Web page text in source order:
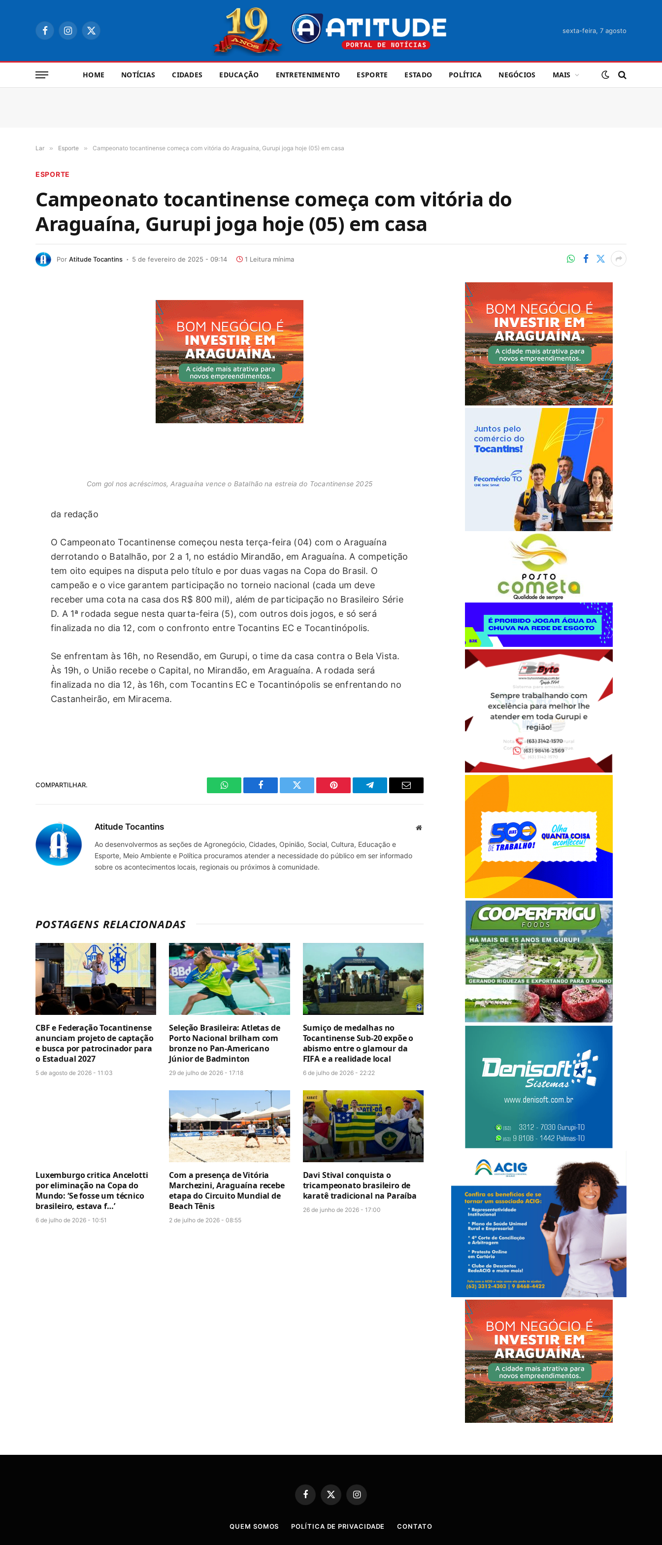
FacebookInstagram
X
sexta-feira, 7 agosto
HOME NOTÍCIAS CIDADES EDUCAÇÃO ENTRETENIMENTO ESPORTE ESTADO POLÍTICA NEGÓCIOS MAIS
Lar » Esporte » Campeonato tocantinense começa com vitória do Araguaína, Gurupi joga hoje (05) em casa
ESPORTE
Campeonato tocantinense começa com vitória do
Araguaína, Gurupi joga hoje (05) em casa
Por Atitude Tocantins 5 de fevereiro de 2025 - 09:14 1 Leitura mínima
Com gol nos acréscimos, Araguaína vence o Batalhão na estreia do Tocantinense 2025
da redação
O Campeonato Tocantinense começou nesta terça-feira (04) com o Araguaína
derrotando o Batalhão, por 2 a 1, no estádio Mirandão, em Araguaína. A competição
tem oito equipes na disputa pelo título e por duas vagas na Copa do Brasil. O
campeão e o vice garantem participação no torneio nacional (cada um deve
receber uma cota na casa dos R$ 800 mil), além de participação no Brasileiro Série
D. A 1ª rodada segue nesta quarta-feira (5), com outros dois jogos, e só será
finalizada no dia 12, com o confronto entre Tocantins EC e Tocantinópolis.
Se enfrentam às 16h, no Resendão, em Gurupi, o time da casa contra o Bela Vista.
Às 19h, o União recebe o Capital, no Mirandão, em Araguaína. A rodada será
finalizada no dia 12, às 16h, com Tocantins EC e Tocantinópolis se enfrentando no
Castanheirão, em Miracema.
COMPARTILHAR.
WhatsAppFacebook Twitter Pinterest TelegramaE-
Atitude Tocantins Site
Ao desenvolvermos as seções de Agronegócio, Cidades, Opinião, Social, Cultura, Educação e
Esporte, Meio Ambiente e Política procuramos atender a necessidade do público em ser informado
sobre os acontecimentos locais, regionais ou próximos à comunidade.
POSTAGENS RELACIONADAS
CBF e Federação Tocantinense
anunciam projeto de captação
e busca por patrocinador para
o Estadual 2027
5 de agosto de 2026 - 11:03
Seleção Brasileira: Atletas de
Porto Nacional brilham com
bronze no Pan-Americano
Júnior de Badminton
29 de julho de 2026 - 17:18
Sumiço de medalhas no
Tocantinense Sub-20 expõe o
abismo entre o glamour da
FIFA e a realidade local
6 de julho de 2026 - 22:22
Luxemburgo critica Ancelotti
por eliminação na Copa do
Mundo: ‘Se fosse um técnico
brasileiro, estava f…’
6 de julho de 2026 - 10:51
Com a presença de Vitória
Marchezini, Araguaína recebe
etapa do Circuito Mundial de
Beach Tênis
2 de julho de 2026 - 08:55
Davi Stival conquista o
tricampeonato brasileiro de
karatê tradicional na Paraíba
26 de junho de 2026 - 17:00
Facebook
X
(Twitter)
Instagram
QUEM SOMOS POLÍTICA DE PRIVACIDADE CONTATO